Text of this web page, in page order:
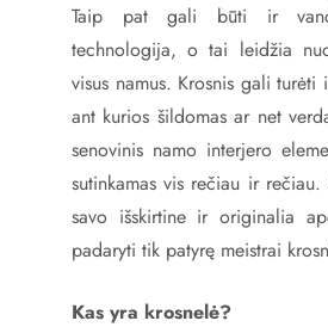
Taip pat gali būti ir
technologija, o tai leidžia
visus namus. Krosnis gali
ant kurios šildomas ar net
senovinis namo interjero
sutinkamas vis rečiau ir rečiau.
savo išskirtine ir originalia
padaryti tik patyrę meistrai
Kas yra krosnelė?